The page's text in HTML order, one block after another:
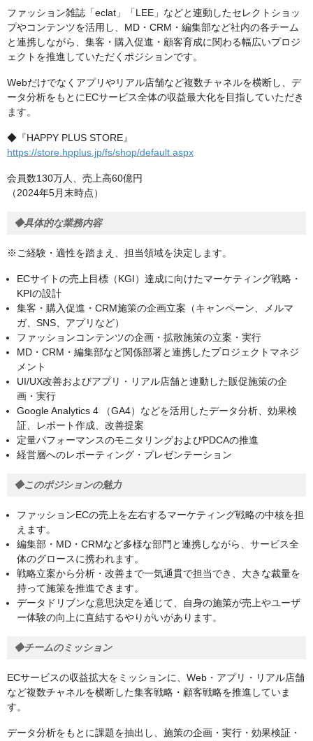
ファッション雑誌「eclat」「LEE」などと連動したセレクトショッ
プやコンテンツを活用し、MD・CRM・編集部など社内の各チーム
と連携しながら、集客・購入促進・顧客育成に関わる幅広いプロジ
ェクトを推進していただくポジションです。
Webだけでなくアプリやリアル店舗など複数チャネルを横断し、デ
ータ分析をもとにECサービス全体の収益最大化を目指していただき
ます。
◆『HAPPY PLUS STORE』
https://store.hpplus.jp/fs/shop/default.aspx
会員数130万人、売上高60億円
（2024年5月末時点）
◆具体的な業務内容
※ご経験・適性を踏まえ、担当領域を決定します。
ECサイトの売上目標（KGI）達成に向けたマーケティング戦略・
KPIの設計
集客・購入促進・CRM施策の企画立案（キャンペーン、メルマ
ガ、SNS、アプリなど）
ファッションコンテンツの企画・拡散施策の立案・実行
MD・CRM・編集部など関係部署と連携したプロジェクトマネジ
メント
UI/UX改善およびアプリ・リアル店舗と連動した販促施策の企
画・実行
Google Analytics 4 （GA4）などを活用したデータ分析、効果検
証、レポート作成、改善提案
定量パフォーマンスのモニタリングおよびPDCAの推進
経営層へのレポーティング・プレゼンテーション
◆このポジションの魅力
ファッションECの売上を左右するマーケティング戦略の中核を担
えます。
編集部・MD・CRMなど多様な部門と連携しながら、サービス全
体のグロースに携われます。
戦略立案から分析・改善まで一気通貫で担当でき、大きな裁量を
持って施策を推進できます。
データドリブンな意思決定を通じて、自身の施策が売上やユーザ
ー体験の向上に直結するやりがいがあります。
◆チームのミッション
ECサービスの収益拡大をミッションに、Web・アプリ・リアル店舗
など複数チャネルを横断した集客戦略・顧客戦略を推進していま
す。
データ分析をもとに課題を抽出し、施策の企画・実行・効果検証・